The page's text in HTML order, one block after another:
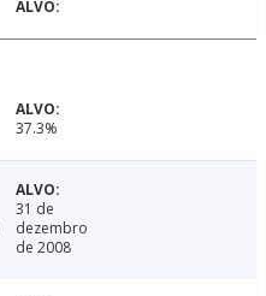
37.3%
31 de
dezembro
de 2008